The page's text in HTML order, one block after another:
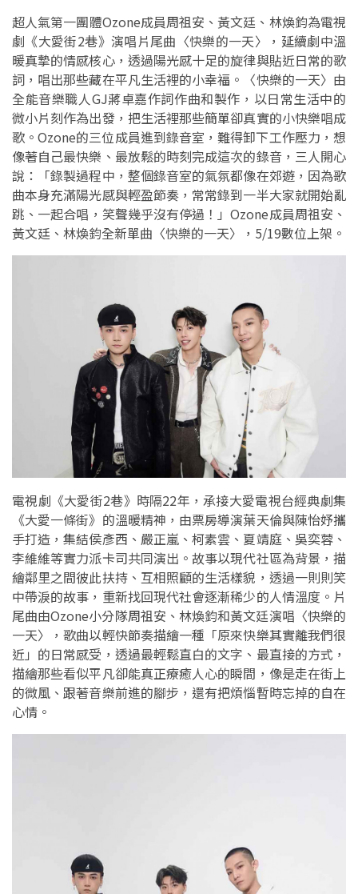
超人氣第一團體Ozone成員周祖安、黃文廷、林煥鈞為電視
劇《大愛街2巷》演唱片尾曲〈快樂的一天〉，延續劇中溫
暖真摯的情感核心，透過陽光感十足的旋律與貼近日常的歌
詞，唱出那些藏在平凡生活裡的小幸福。〈快樂的一天〉由
全能音樂職人GJ蔣卓嘉作詞作曲和製作，以日常生活中的
微小片刻作為出發，把生活裡那些簡單卻真實的小快樂唱成
歌。Ozone的三位成員進到錄音室，難得卸下工作壓力，想
像著自己最快樂、最放鬆的時刻完成這次的錄音，三人開心
說：「錄製過程中，整個錄音室的氣氛都像在郊遊，因為歌
曲本身充滿陽光感與輕盈節奏，常常錄到一半大家就開始亂
跳、一起合唱，笑聲幾乎沒有停過！」Ozone成員周祖安、
黃文廷、林煥鈞全新單曲〈快樂的一天〉，5/19數位上架。
電視劇《大愛街2巷》時隔22年，承接大愛電視台經典劇集
《大愛一條街》的溫暖精神，由票房導演葉天倫與陳怡妤攜
手打造，集結侯彥西、嚴正嵐、柯素雲、夏靖庭、吳奕蓉、
李維維等實力派卡司共同演出。故事以現代社區為背景，描
繪鄰里之間彼此扶持、互相照顧的生活樣貌，透過一則則笑
中帶淚的故事，重新找回現代社會逐漸稀少的人情溫度。片
尾曲由Ozone小分隊周祖安、林煥鈞和黃文廷演唱〈快樂的
一天〉，歌曲以輕快節奏描繪一種「原來快樂其實離我們很
近」的日常感受，透過最輕鬆直白的文字、最直接的方式，
描繪那些看似平凡卻能真正療癒人心的瞬間，像是走在街上
的微風、跟著音樂前進的腳步，還有把煩惱暫時忘掉的自在
心情。